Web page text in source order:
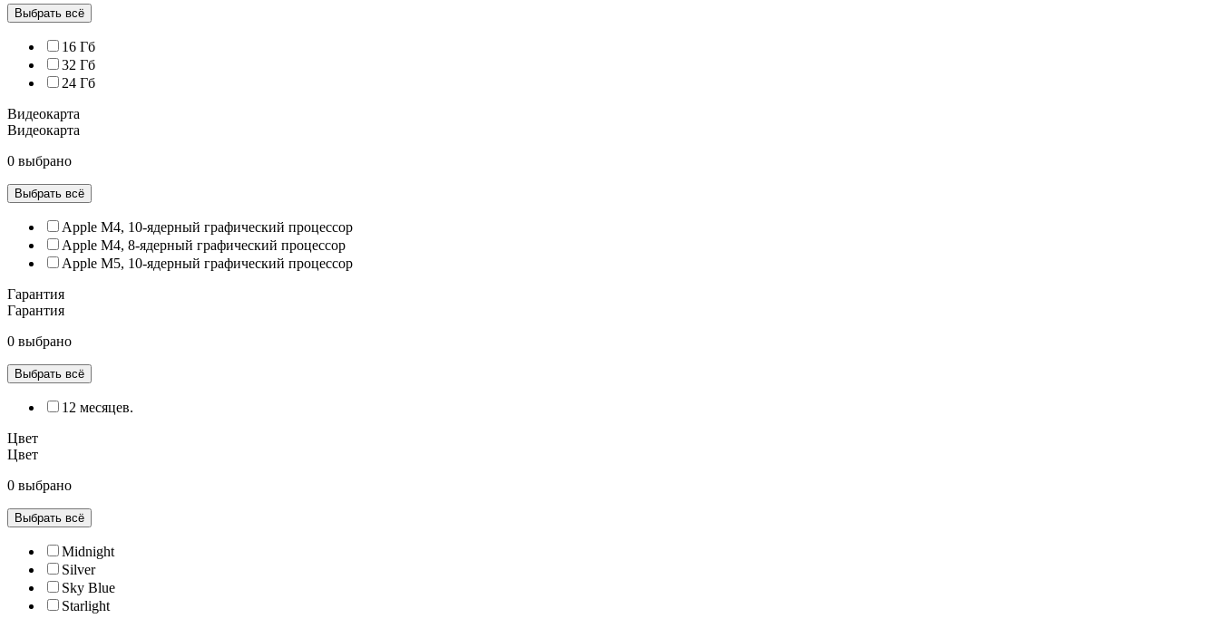
Выбрать всё
16 Гб
32 Гб
24 Гб
Видеокарта
Видеокарта
0 выбрано
Выбрать всё
Apple M4, 10‑ядерный графический процессор
Apple M4, 8‑ядерный графический процессор
Apple M5, 10‑ядерный графический процессор
Гарантия
Гарантия
0 выбрано
Выбрать всё
12 месяцев.
Цвет
Цвет
0 выбрано
Выбрать всё
Midnight
Silver
Sky Blue
Starlight